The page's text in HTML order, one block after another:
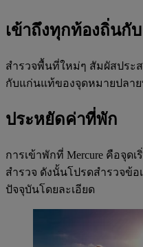
เข้าถึงทุกท้องถิ่นกั
สำรวจพื้นที่ใหม่ๆ สัมผัสประ
กับแก่นแท้ของจุดหมายปลา
ประหยัดค่าที่พัก
การเข้าพักที่ Mercure คือจุด
สำรวจ ดังนั้นโปรดสำรวจข้อ
ปัจจุบันโดยละเอียด